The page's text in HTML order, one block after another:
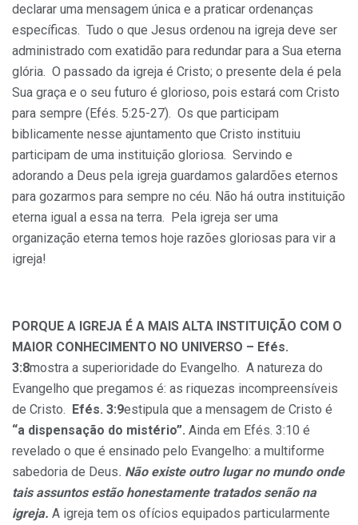
declarar uma mensagem única e a praticar ordenanças
específicas. Tudo o que Jesus ordenou na igreja deve ser
administrado com exatidão para redundar para a Sua eterna
glória. O passado da igreja é Cristo; o presente dela é pela
Sua graça e o seu futuro é glorioso, pois estará com Cristo
para sempre (Efés. 5:25-27). Os que participam
biblicamente nesse ajuntamento que Cristo instituiu
participam de uma instituição gloriosa. Servindo e
adorando a Deus pela igreja guardamos galardões eternos
para gozarmos para sempre no céu. Não há outra instituição
eterna igual a essa na terra. Pela igreja ser uma
organização eterna temos hoje razões gloriosas para vir a
igreja!
PORQUE A IGREJA É A MAIS ALTA INSTITUIÇÃO COM O
MAIOR CONHECIMENTO NO UNIVERSO – Efés.
3:8mostra a superioridade do Evangelho. A natureza do
Evangelho que pregamos é: as riquezas incompreensíveis
de Cristo. Efés. 3:9estipula que a mensagem de Cristo é
“a dispensação do mistério”. Ainda em Efés. 3:10 é
revelado o que é ensinado pelo Evangelho: a multiforme
sabedoria de Deus. Não existe outro lugar no mundo onde
tais assuntos estão honestamente tratados senão na
igreja. A igreja tem os ofícios equipados particularmente